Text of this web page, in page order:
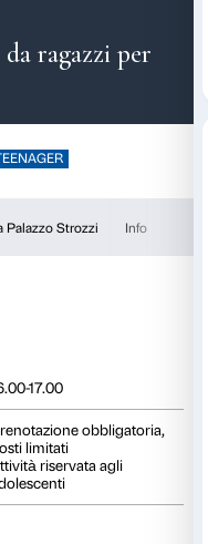
– Beato
da
PCTO a Palazzo